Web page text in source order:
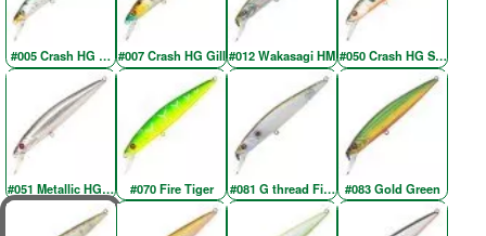
#005 Crash HG Wakasagi#007 Crash HG Gill #012 Wakasagi HM #050 Crash HG Silver
#051 Metallic HG Silver & Black OB RE
#070 Fire Tiger #081 G thread Fin Shad#083 Gold Green